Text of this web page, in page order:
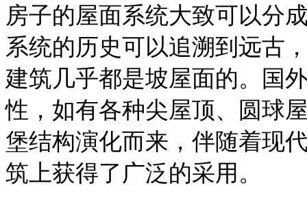
房子的屋面系统大致可以分
系统的历史可以追溯到远古
建筑几乎都是坡屋面的。国
性，如有各种尖屋顶、圆球
堡结构演化而来，伴随着现
筑上获得了广泛的采用。